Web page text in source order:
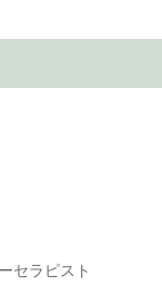
セラピスト